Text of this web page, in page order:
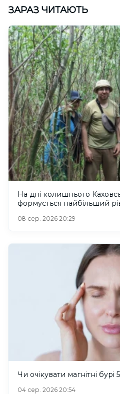
ЗАРАЗ ЧИТАЮТЬ
На дні колишнього
формується найбільший
08 сер. 2026 20:29
Чи очікувати магнітні
04 сер. 2026 20:54